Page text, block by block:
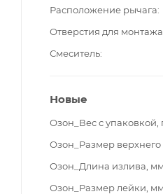
Расположение рычага
Отверстия для монтажа
Смеситель
Новые
Озон_Вес с упаковкой,
Озон_Размер
Озон_Длина излива, мм
Озон_Размер лейки, мм